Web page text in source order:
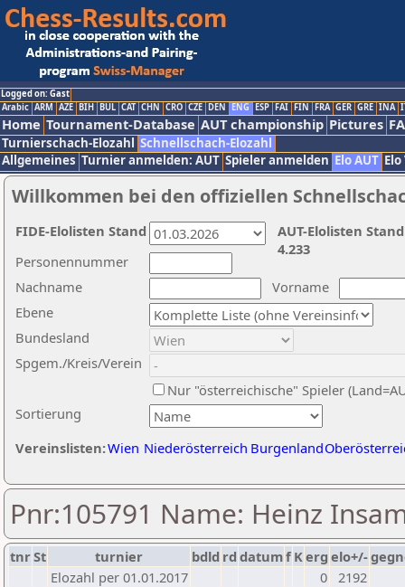
Logged on: Gast
Arabic ARM AZE BIH BUL CAT CHN CRO CZE DEN ENG ESP FAI FIN FRA GER GRE INA
Home Tournament-Database AUT championship Pictures
Turnierschach-Elozahl Schnellschach-Elozahl
Allgemeines Turnier anmelden: AUT Spieler anmelden Elo AUT
Willkommen bei den offiziellen
Nachname
Vorname
Ebene
Sortierung
Personennummer
Bundesland
Spgem./Kreis/Verein
Nur "österreichische" Spieler
Vereinslisten:Wien Niederösterreich Burgenland
AUT-Elolisten
4.233
FIDE-Elolisten Stand
Pnr:105791 Name: Heinz
tnrSt turnier bdld rd datumf Kerg elo+/-
Elozahl per 01.01.2017
0 2192